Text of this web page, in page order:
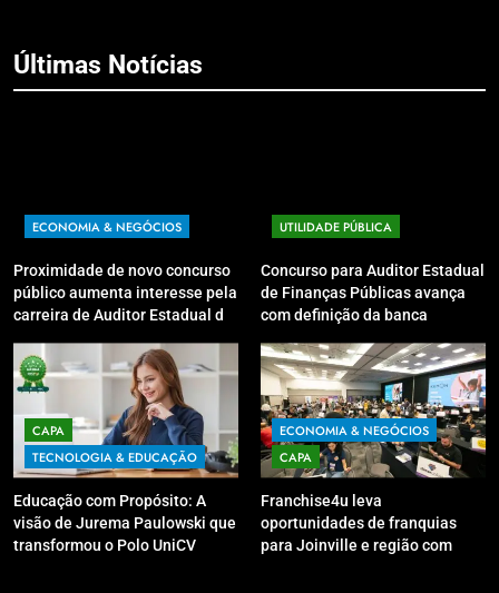
Últimas Notícias
ECONOMIA & NEGÓCIOS
Proximidade de novo concurso
público aumenta interesse pela
carreira de Auditor Estadual de
Youtube irá sanar dúvidas
UTILIDADE PÚBLICA
Concurso para Auditor Estadual
de Finanças Públicas avança
com definição da banca
CAPA
TECNOLOGIA & EDUCAÇÃO
Educação com Propósito: A
visão de Jurema Paulowski que
transformou o Polo UniCV
ECONOMIA & NEGÓCIOS
CAPA
Franchise4u leva
oportunidades de franquias
para Joinville e região com